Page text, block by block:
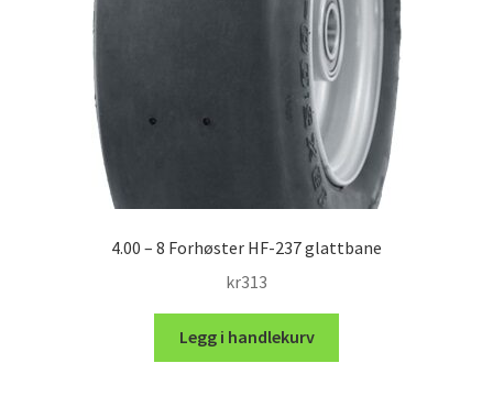
4.00 – 8 Forhøster HF-237 glattbane
kr313
Legg i handlekurv